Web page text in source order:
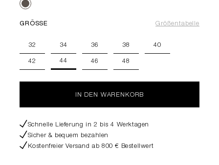
GRÖSSE Größentabelle
32 34 36 38 40
42 44 46 48
IN DEN WARENKORB
Schnelle Lieferung in 2 bis 4 Werktagen
Sicher & bequem bezahlen
Kostenfreier Versand ab 800 € Bestellwert